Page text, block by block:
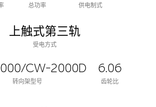
总功率
供电制式
上触式第三轨
受电方式
CW-2000D
转向架型号
6.06
齿轮比